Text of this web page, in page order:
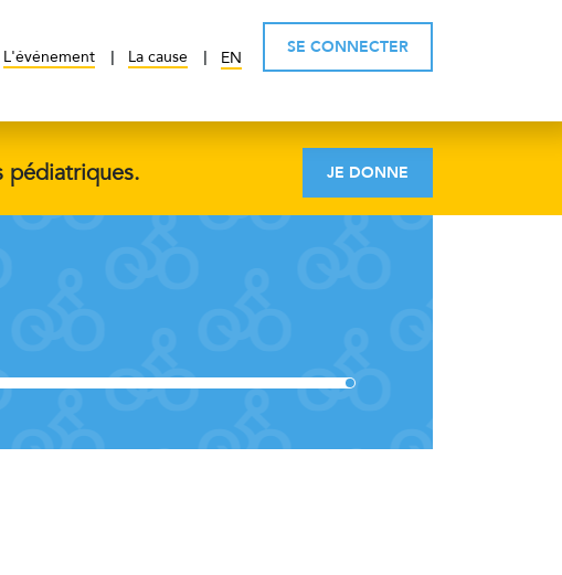
L'événement La cause EN
SE CONNECTER
pédiatriques. JE DONNE